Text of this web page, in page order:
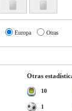
Europa Otras
Otras
10
1